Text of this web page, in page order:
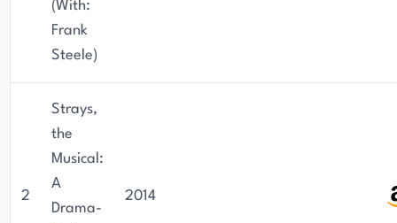
(With:
Frank
Steele)
2
Strays,
the
Musical:
A
Drama-
2014